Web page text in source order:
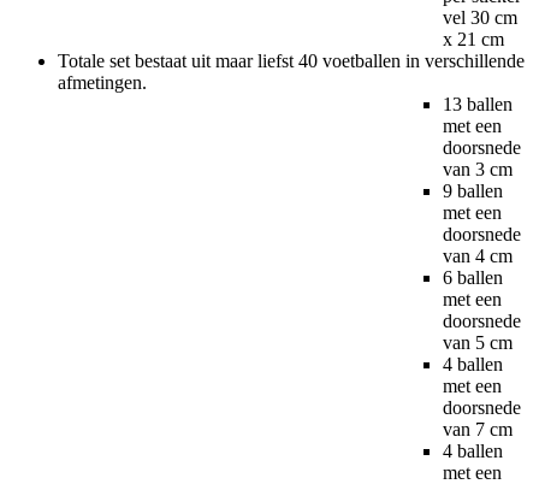
vel 30 cm
x 21 cm
Totale set bestaat uit maar liefst 40 voetballen in verschillende
afmetingen.
13 ballen
met een
doorsnede
van 3 cm
9 ballen
met een
doorsnede
van 4 cm
6 ballen
met een
doorsnede
van 5 cm
4 ballen
met een
doorsnede
van 7 cm
4 ballen
met een